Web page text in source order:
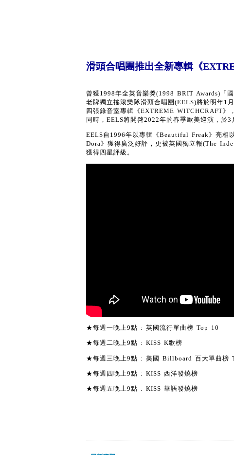
滑頭合唱團推出全新專輯《
曾獲1998年全英音樂獎(1998 BRIT Awards)「
老牌獨立搖滾樂隊滑頭合唱團(EELS)將於明年1
四張錄音室專輯《EXTREME WITCHCRAFT》
同時，EELS將開啓2022年的春季歐美巡演，於3
EELS自1996年以專輯《Beautiful Freak》亮相
Dora》獲得廣泛好評，更被英國獨立報(The
獲得四星評級。
★每週一晚上9點 : 英國流行單曲榜 Top 10
★每週二晚上9點 : KISS K歌榜
★每週三晚上9點 : 美國 Billboard 百大單曲榜
★每週四晚上9點 : KISS 西洋發燒榜
★每週五晚上9點 : KISS 華語發燒榜